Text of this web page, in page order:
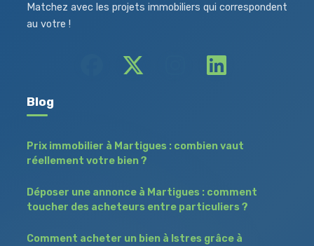
Matchez avec les projets immobiliers qui correspondent
au votre !
Blog
Prix immobilier à Martigues : combien vaut
réellement votre bien ?
Déposer une annonce à Martigues : comment
toucher des acheteurs entre particuliers ?
Comment acheter un bien à Istres grâce à